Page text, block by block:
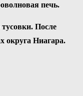
печь.
После
округа Ниагара.